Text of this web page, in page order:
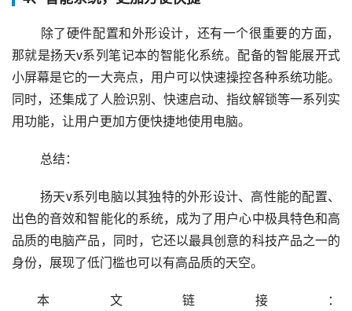
那就是扬天v系列笔记本的智能化系统。配备的智能展开式
小屏幕是它的一大亮点，用户可以快速操控各种系统功能。
同时，还集成了人脸识别、快速启动、指纹解锁等一系列实
用功能，让用户更加方便快捷地使用电脑。
总结：
扬天v系列电脑以其独特的外形设计、高性能的配置、
出色的音效和智能化的系统，成为了用户心中极具特色和高
品质的电脑产品，同时，它还以最具创意的科技产品之一的
身份，展现了低门槛也可以有高品质的天空。
本文链接：